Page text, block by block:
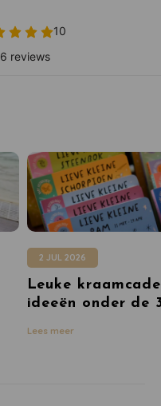
2 JUL 2026
Leuke
ideeën onder de
Lees meer